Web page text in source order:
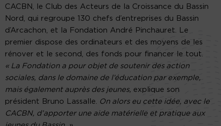
CACBN, le Club des Acteurs de la Croissance du Bassin
Nord, qui regroupe 130 chefs d’entreprises du Bassin
d’Arcachon, et la Fondation André Pinchauret. Le
premier dispose des ordinateurs et des moyens de les
rénover et le second, des fonds pour financer le tout.
« La Fondation a pour objet de soutenir des action
sociales, dans le domaine de l’éducation par exemple,
mais également auprès des jeunes, explique son
président Bruno Lassalle. On alors eu cette idée, avec le
CACBN, d’apporter une aide matérielle et pratique aux